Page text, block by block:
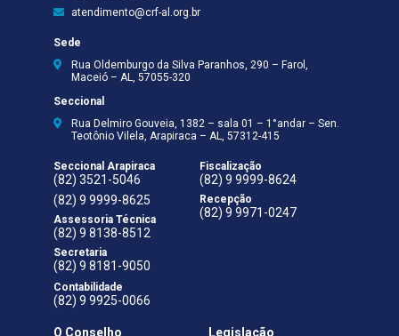
atendimento@crf-al.org.br
Sede
Rua Oldemburgo da Silva Paranhos, 290 – Farol,
Maceió – AL, 57055-320
Seccional
Rua Delmiro Gouveia, 1382 – sala 01 – 1°andar – Sen.
Teotônio Vilela, Arapiraca – AL, 57312-415
Seccional Arapiraca
(82) 3521-5046
(82) 9 9999-8625
Assessoria Técnica
(82) 9 8138-8512
Secretaria
(82) 9 8181-9050
Contabilidade
(82) 9 9925-0066
Fiscalização
(82) 9 9999-8624
Recepção
(82) 9 9971-0247
O Conselho Legislação